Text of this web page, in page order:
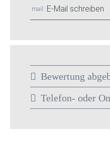
mail E-Mail schreiben
Bewertung
Telefon- oder